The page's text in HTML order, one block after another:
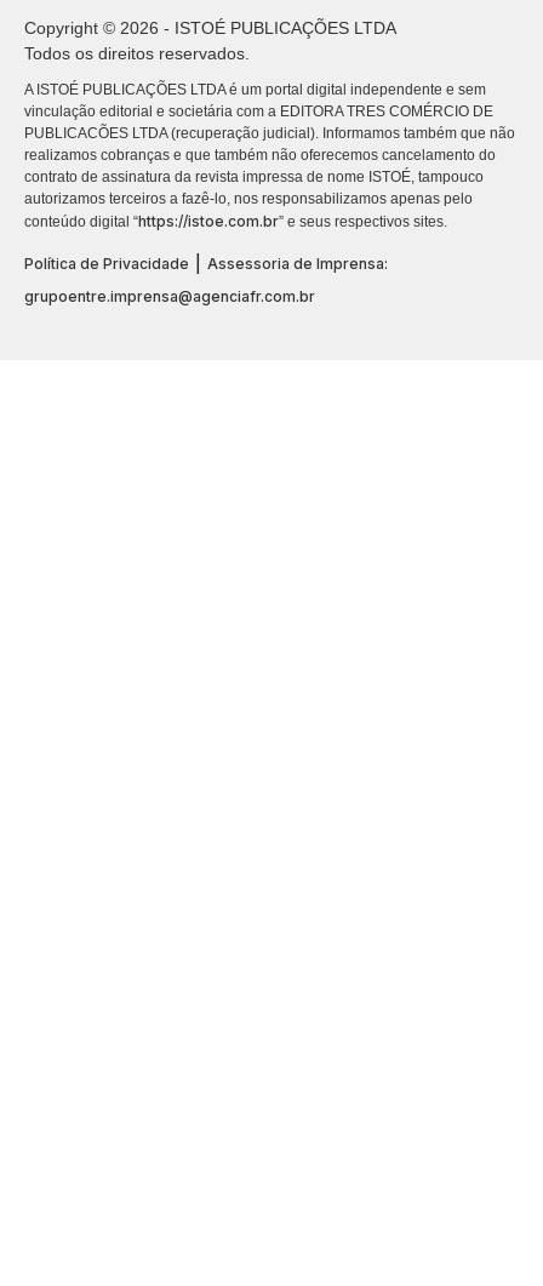
Copyright © 2026 - ISTOÉ PUBLICAÇÕES LTDA
Todos os direitos reservados.
A ISTOÉ PUBLICAÇÕES LTDA é um portal digital independente e sem
vinculação editorial e societária com a EDITORA TRES COMÉRCIO DE
PUBLICACÕES LTDA (recuperação judicial). Informamos também que não
realizamos cobranças e que também não oferecemos cancelamento do
contrato de assinatura da revista impressa de nome ISTOÉ, tampouco
autorizamos terceiros a fazê-lo, nos responsabilizamos apenas pelo
conteúdo digital “https://istoe.com.br” e seus respectivos sites.
Política de Privacidade
Assessoria de Imprensa:
grupoentre.imprensa@agenciafr.com.br